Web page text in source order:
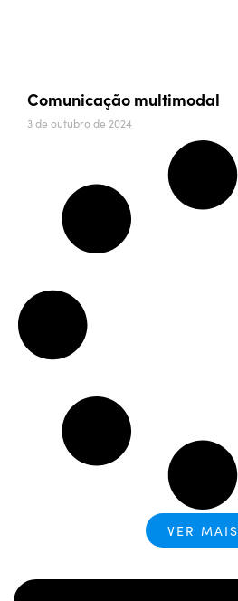
Comunicação multimodal
3 de outubro de 2024
VER MAIS